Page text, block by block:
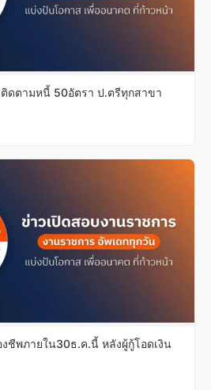
ดตามหนี้ 50อัตรา ป.ตรีทุกสาขา
งชีพภายใน30ธ.ค.นี้ หลังผู้กู้โอดเงิน